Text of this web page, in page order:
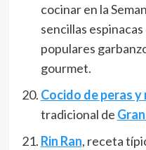
cocinar en la
sencillas
populares
gourmet.
Cocido de peras y
tradicional de
Rin Ran, receta